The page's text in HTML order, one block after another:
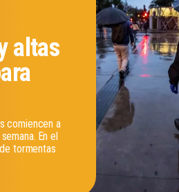
altas
comiencen a
En el
tormentas